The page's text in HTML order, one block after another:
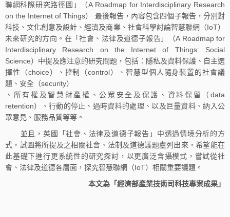
聯網科際研究路徑圖」（A Roadmap for Interdisciplinary Research
on the Internet of Things） 最後報告，內容包含四個子報告，分別對
科技、文化創意及設計、經濟及商業、社會科學討論智慧聯網（IoT）
未來研究的方向。在「社會、法律及道德子報告」（A Roadmap for
Interdisciplinary Research on the Internet of Things: Social
Science）中提及應注意的研究問題，包括：隱私及資料保護、自主選
擇性（choice）、控制（control）、智慧型個人隨身裝置的社會議
題、安全（security）
、所有權及智慧財產權、公眾安全及保護、資料保留（data
retention）、行動的停止、過時資料的處理、以及巨量資料、納入公
眾意見、服務品質等等。
並且，英國「社會、法律及道德子報告」中透過情境分析的方
式，試圖將所提及之相關社會、法制及道德議題盧列出來，希望能在
此基礎下進行更系統性的研究探討，以更廣泛含攝模式，嘗試從社
會、法律及道德各層面，探究智慧聯網（IoT）相關重要議題。
本文為「經濟部產業技術司科技專案成果」